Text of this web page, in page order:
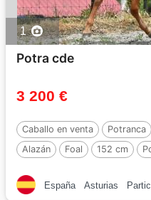
1
Potra cde
3 200 €
Caballo en venta Potranca
Alazán
Foal 152 cm
España Asturias